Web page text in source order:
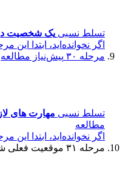
تسلط نسبی یک شخصیت
اگر نخوانده‌اید، ابتدا این
مرحله ۳۰
پیش‌نیاز مطالعه
تسلط نسبی مهارت های
مطالعه
اگر نخوانده‌اید، ابتدا این
مرحله ۳۱
موقعیت فعلی